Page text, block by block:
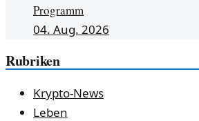
Programm
04. Aug. 2026
Rubriken
Krypto-News
Leben